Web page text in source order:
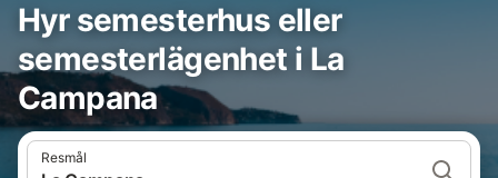
Hyr semesterhus eller
semesterlägenhet i La
Campana
Resmål